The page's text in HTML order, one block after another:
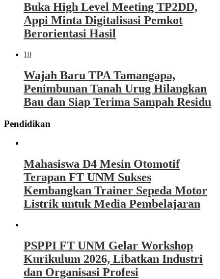
Buka High Level Meeting TP2DD,
Appi Minta Digitalisasi Pemkot
Berorientasi Hasil
10
Wajah Baru TPA Tamangapa,
Penimbunan Tanah Urug Hilangkan
Bau dan Siap Terima Sampah Residu
Pendidikan
Mahasiswa D4 Mesin Otomotif
Terapan FT UNM Sukses
Kembangkan Trainer Sepeda Motor
Listrik untuk Media Pembelajaran
PSPPI FT UNM Gelar Workshop
Kurikulum 2026, Libatkan Industri
dan Organisasi Profesi